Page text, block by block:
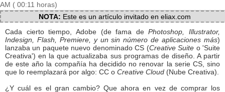
AM ( 00:11 horas)
NOTA: Este es un artículo invitado en eliax.com
Cada cierto tiempo, Adobe (de fama dePhotoshop, Illustrator,
Indesign, Flash, Premiere, y un sin número de aplicaciones más)
lanzaba un paquete nuevo denominado CS (Creative Suite o 'Suite
Creativa') en la que actualizaba sus programas de diseño. A partir
de este año la compañía ha decidido no renovar la serie CS, sino
que lo reemplazará por algo: CC o Creative Cloud (Nube Creativa).
¿Y cuál es el gran cambio? Que ahora en vez de comprar los